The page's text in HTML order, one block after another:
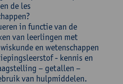
de les
in functie van de
van leerlingen met
en wetenschappen
- kennis en
– getallen –
van hulpmiddelen.